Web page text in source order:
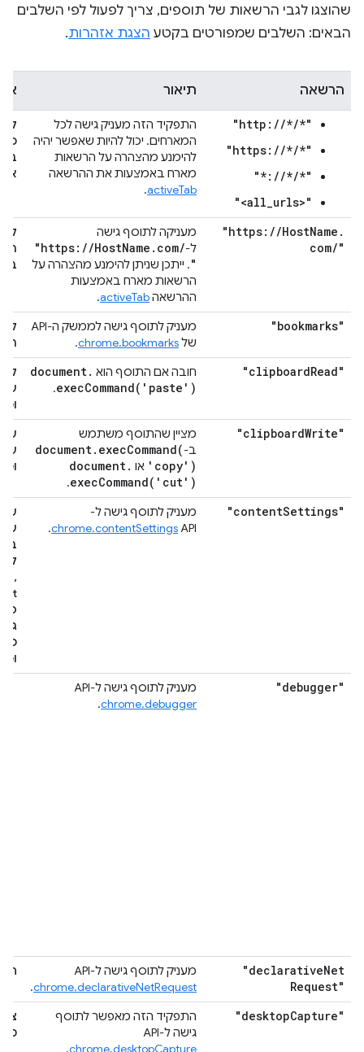
שהוצגו לגבי הרשאות של תוספים, צריך לפעול לפי השלבים
הבאים: השלבים שמפורטים בקטע הצגת אזהרות.
הרשאה תיאור
"http://*/*"
"https://*/*"
"*://*/*"
"<all_urls>"
התפקיד הזה מעניק גישה לכל
המארחים. יכול להיות שאפשר יהיה
להימנע מהצהרה על הרשאות
מארח באמצעות את ההרשאה
activeTab
.
כל
"https: //HostName .
com/"
מעניקה לתוסף גישה
ל-
"https: //HostName . com/
". ייתכן שניתן להימנע מהצהרה על
הרשאות מארח באמצעות
ההרשאהactiveTab
.
ב-
"bookmarks"
מעניק לתוסף גישה לממשק ה-API
שלchrome.bookmarks
.
"clipboardRead" חובה אם התוסף הוא document.
execCommand( 'paste')
.
"clipboardWrite"
מציין שהתוסף משתמש
ב-
document. execCommand(
'copy') או document.
execCommand( 'cut')
.
"contentSettings"
מעניק לתוסף גישה ל-
chrome.contentSettingsAPI.
וכו'.
"debugger"
מעניק לתוסף גישה ל-API
chrome.debugger
.
"declarativeNet
Request"
מעניק לתוסף גישה ל-API
chrome.declarativeNetRequest
.
"desktopCapture"
התפקיד הזה מאפשר לתוסף
גישה ל-API
chrome.desktopCapture
.